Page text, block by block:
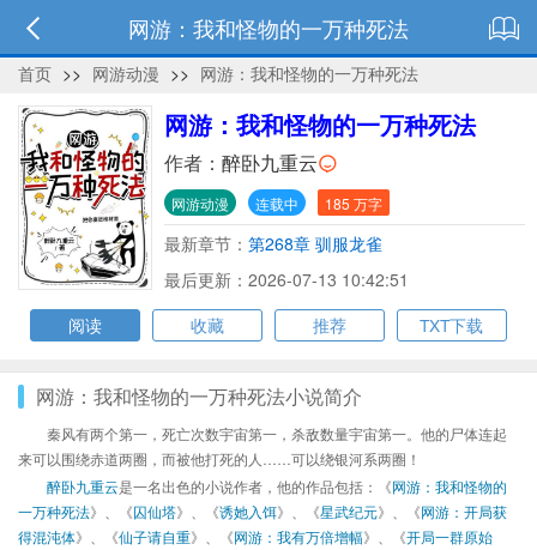
网游：我和怪物的一万种死法
首页 >> 网游动漫 >> 网游：我和怪物的一万种死法
网游：我和怪物的一万种死法
作者： 醉卧九重云
网游动漫 连载中 185 万字
最新章节： 第268章 驯服龙雀
最后更新：2026-07-13 10:42:51
阅读
收藏 推荐 TXT下载
网游：我和怪物的一万种死法小说简介
秦风有两个第一，死亡次数宇宙第一，杀敌数量宇宙第一。他的尸体连起
来可以围绕赤道两圈，而被他打死的人……可以绕银河系两圈！
醉卧九重云是一名出色的小说作者，他的作品包括：《网游：我和怪物的
一万种死法》、《囚仙塔》、《诱她入饵》、《星武纪元》、《网游：开局获
得混沌体》、《仙子请自重》、《网游：我有万倍增幅》、《开局一群原始